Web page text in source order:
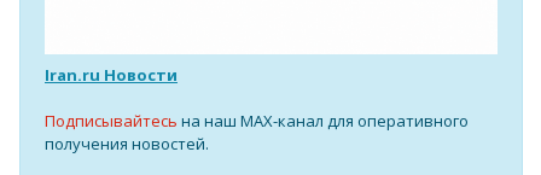
Iran.ru Новости
Подписывайтесь на наш MAX-канал для оперативного
получения новостей.